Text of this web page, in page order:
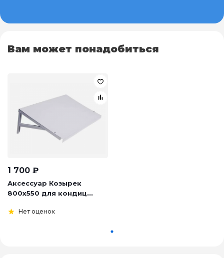
Вам может понадобиться
1 700 ₽
Аксессуар Козырек
800х550 для кондиц...
Нет оценок